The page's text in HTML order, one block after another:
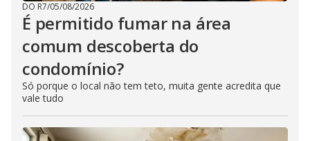
DO R7/05/08/2026
É permitido fumar na área
comum descoberta do
condomínio?
Só porque o local não tem teto, muita gente acredita que
vale tudo